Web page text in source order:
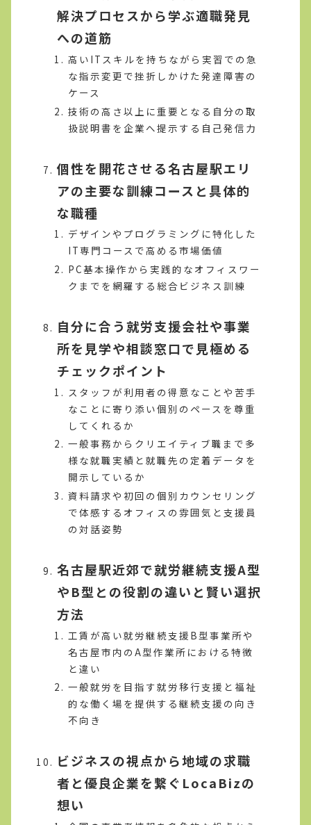
解決プロセスから学ぶ適職発見
への道筋
高いITスキルを持ちながら実習での急
な指示変更で挫折しかけた発達障害の
ケース
技術の高さ以上に重要となる自分の取
扱説明書を企業へ提示する自己発信力
個性を開花させる名古屋駅エリ
アの主要な訓練コースと具体的
な職種
デザインやプログラミングに特化した
IT専門コースで高める市場価値
PC基本操作から実践的なオフィスワー
クまでを網羅する総合ビジネス訓練
自分に合う就労支援会社や事業
所を見学や相談窓口で見極める
チェックポイント
スタッフが利用者の得意なことや苦手
なことに寄り添い個別のペースを尊重
してくれるか
一般事務からクリエイティブ職まで多
様な就職実績と就職先の定着データを
開示しているか
資料請求や初回の個別カウンセリング
で体感するオフィスの雰囲気と支援員
の対話姿勢
名古屋駅近郊で就労継続支援A型
やB型との役割の違いと賢い選択
方法
工賃が高い就労継続支援B型事業所や
名古屋市内のA型作業所における特徴
と違い
一般就労を目指す就労移行支援と福祉
的な働く場を提供する継続支援の向き
不向き
ビジネスの視点から地域の求職
者と優良企業を繋ぐLocaBizの
想い